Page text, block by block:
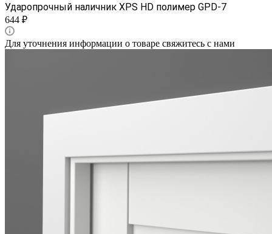
Ударопрочный наличник XPS HD полимер GPD-7
644 ₽
Для уточнения информации о товаре свяжитесь с нами